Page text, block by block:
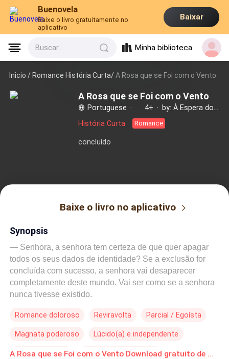
Buenovela
Baixe o livro gratuitamente no
aplicativo
Baixar
Buscar... Minha biblioteca
Inicio /Romance História Curta/A Rosa que se Foi com o Vento
A Rosa que se Foi com o Vento
Portuguese · 4+ ·
História Curta
Romance
concluído
Baixe o livro no aplicativo
Synopsis
— Senhora, a senhora tem certeza de que quer apagar
todos os seus dados de identidade? Se a exclusão for
concluída com sucesso, a senhora vai desaparecer
completamente deste mundo. Vai ser como se a senhora
nunca tivesse existido.
Romance doloroso Reviravolta Parcial / Egoísta
Magnata poderoso Lúcido(a) e independente
Arrependimento Contagem Regressiva A Rosa que se Foi com o Vento Download gratuito de Novelas Online em PDF